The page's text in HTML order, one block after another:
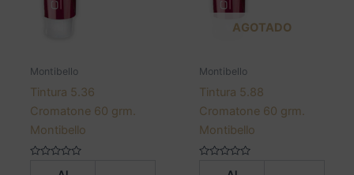
Montibello
Tintura 5.36
Cromatone 60 grm.
Montibello
AGOTADO
Montibello
Tintura 5.88
Cromatone 60 grm.
Montibello